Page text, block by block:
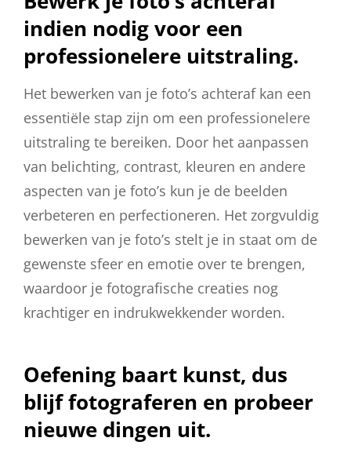
indien nodig voor een
professionelere uitstraling.
Het bewerken van je foto’s achteraf kan een
essentiële stap zijn om een professionelere
uitstraling te bereiken. Door het aanpassen
van belichting, contrast, kleuren en andere
aspecten van je foto’s kun je de beelden
verbeteren en perfectioneren. Het zorgvuldig
bewerken van je foto’s stelt je in staat om de
gewenste sfeer en emotie over te brengen,
waardoor je fotografische creaties nog
krachtiger en indrukwekkender worden.
Oefening baart kunst, dus
blijf fotograferen en probeer
nieuwe dingen uit.